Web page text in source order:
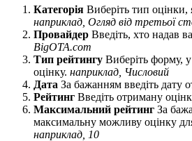
Категорія Виберіть тип оцінки,
наприклад, Огляд від третьої
Провайдер Введіть, хто надав
BigOTA.com
Тип рейтингу Виберіть форму,
оцінку. наприклад, Числовий
Дата За бажанням введіть дату
Рейтинг Введіть отриману
Максимальний рейтинг За
максимальну можливу оцінку
наприклад, 10